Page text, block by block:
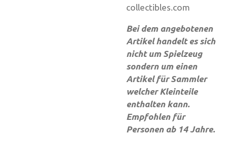
collectibles.com
Bei dem angebotenen
Artikel handelt es sich
nicht um Spielzeug
sondern um einen
Artikel für Sammler
welcher Kleinteile
enthalten kann.
Empfohlen für
Personen ab 14 Jahre.